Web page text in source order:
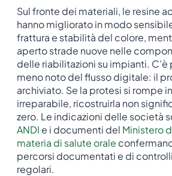
Sul fronte dei materiali, le resine
hanno migliorato in modo
frattura e stabilità del colore,
aperto strade nuove nelle
delle riabilitazioni su impianti.
meno noto del flusso digitale: il
archiviato. Se la protesi si rompe
irreparabile, ricostruirla non
zero. Le indicazioni delle società
ANDI e i documenti del Ministero
materia di salute orale
percorsi documentati e di
regolari.